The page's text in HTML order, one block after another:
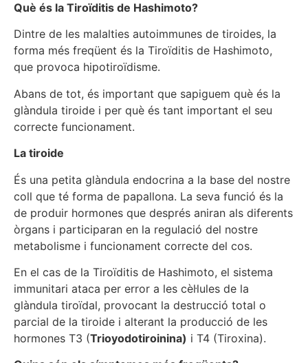
Què és la Tiroïditis de Hashimoto?
Dintre de les malalties autoimmunes de tiroides, la
forma més freqüent és la Tiroïditis de Hashimoto,
que provoca hipotiroïdisme.
Abans de tot, és important que sapiguem què és la
glàndula tiroide i per què és tant important el seu
correcte funcionament.
La tiroide
És una petita glàndula endocrina a la base del nostre
coll que té forma de papallona. La seva funció és la
de produir hormones que després aniran als diferents
òrgans i participaran en la regulació del nostre
metabolisme i funcionament correcte del cos.
En el cas de la Tiroïditis de Hashimoto, el sistema
immunitari ataca per error a les cèl·lules de la
glàndula tiroïdal, provocant la destrucció total o
parcial de la tiroide i alterant la producció de les
hormones T3 (Trioyodotiroinina) i T4 (Tiroxina).